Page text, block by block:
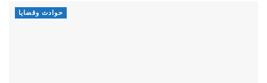
حوادث وقضايا